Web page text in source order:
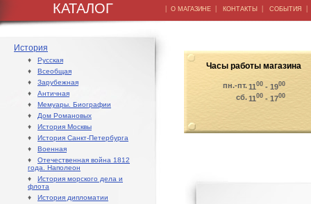
КАТАЛОГ | О МАГАЗИНЕ | КОНТАКТЫ | СОБЫТИЯ
История
♦ Русская
♦ Всеобщая
♦ Зарубежная
♦ Античная
♦ Мемуары. Биографии
♦ Дом Романовых
♦ История Москвы
♦ История Санкт-Петербурга
♦ Военная
♦ Отечественная война 1812
года. Наполеон
♦ История морского дела и
флота
♦ История дипломатии
Часы работы магазина
пн.-пт.1100 - 1900
сб.1100 - 1700